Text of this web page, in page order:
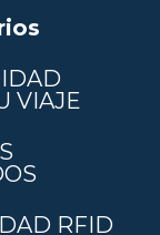
VIAJE
RFID